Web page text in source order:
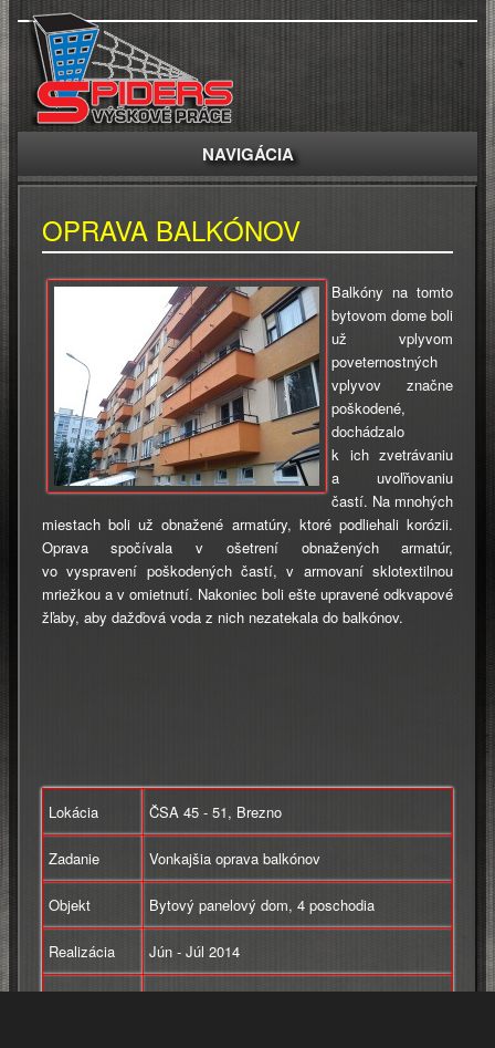
NAVIGÁCIA
OPRAVA BALKÓNOV
Balkóny na tomto
bytovom dome boli
už vplyvom
poveternostných
vplyvov značne
poškodené,
dochádzalo
k ich zvetrávaniu
a uvoľňovaniu
častí. Na mnohých
miestach boli už obnažené armatúry, ktoré podliehali korózii.
Oprava spočívala v ošetrení obnažených armatúr,
vo vyspravení poškodených častí, v armovaní sklotextilnou
mriežkou a v omietnutí. Nakoniec boli ešte upravené odkvapové
žľaby, aby dažďová voda z nich nezatekala do balkónov.
Lokácia ČSA 45 - 51, Brezno
Zadanie Vonkajšia oprava balkónov
Objekt Bytový panelový dom, 4 poschodia
Realizácia Jún - Júl 2014